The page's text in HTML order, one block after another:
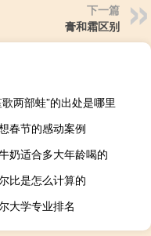
下一篇
膏和霜区别
歌两部蛙”的出处是哪里
春节的感动案例
奶适合多大年龄喝的
比是怎么计算的
大学专业排名